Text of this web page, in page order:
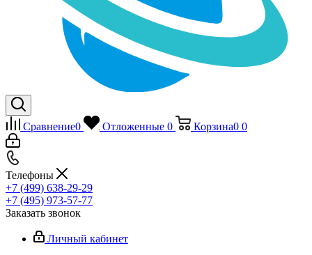
Сравнение0 Отложенные 0 Корзина0 0
Телефоны
+7 (499) 638-29-29
+7 (495) 973-57-77
Заказать звонок
Личный кабинет